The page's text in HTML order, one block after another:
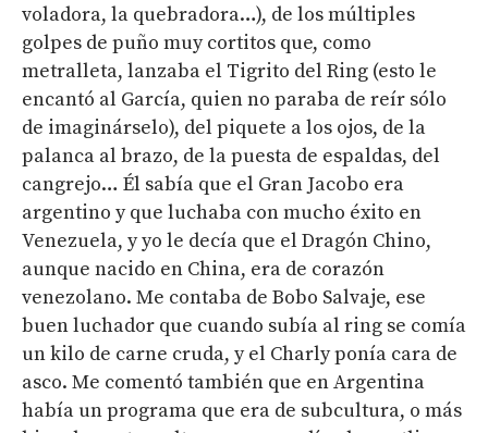
voladora, la quebradora…), de los múltiples
golpes de puño muy cortitos que, como
metralleta, lanzaba el Tigrito del Ring (esto le
encantó al García, quien no paraba de reír sólo
de imaginárselo), del piquete a los ojos, de la
palanca al brazo, de la puesta de espaldas, del
cangrejo… Él sabía que el Gran Jacobo era
argentino y que luchaba con mucho éxito en
Venezuela, y yo le decía que el Dragón Chino,
aunque nacido en China, era de corazón
venezolano. Me contaba de Bobo Salvaje, ese
buen luchador que cuando subía al ring se comía
un kilo de carne cruda, y el Charly ponía cara de
asco. Me comentó también que en Argentina
había un programa que era de subcultura, o más